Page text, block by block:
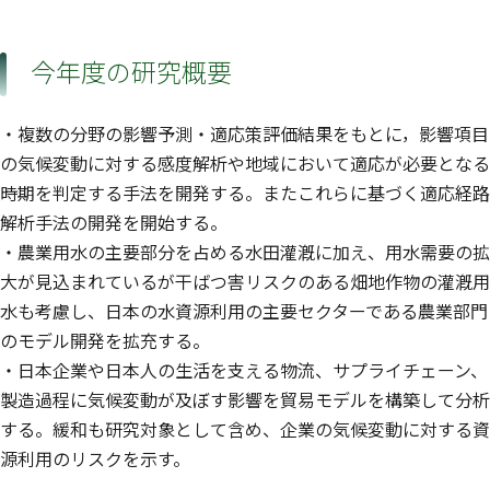
今年度の研究概要
・複数の分野の影響予測・適応策評価結果をもとに，影響項目
の気候変動に対する感度解析や地域において適応が必要となる
時期を判定する手法を開発する。またこれらに基づく適応経路
解析手法の開発を開始する。
・農業用水の主要部分を占める水田灌漑に加え、用水需要の拡
大が見込まれているが干ばつ害リスクのある畑地作物の灌漑用
水も考慮し、日本の水資源利用の主要セクターである農業部門
のモデル開発を拡充する。
・日本企業や日本人の生活を支える物流、サプライチェーン、
製造過程に気候変動が及ぼす影響を貿易モデルを構築して分析
する。緩和も研究対象として含め、企業の気候変動に対する資
源利用のリスクを示す。